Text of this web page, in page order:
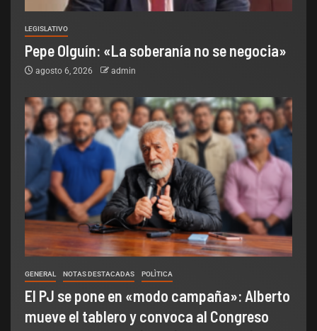
LEGISLATIVO
Pepe Olguín: «La soberanía no se negocia»
agosto 6, 2026 admin
GENERAL NOTAS DESTACADAS POLÌTICA
El PJ se pone en «modo campaña»: Alberto
mueve el tablero y convoca al Congreso